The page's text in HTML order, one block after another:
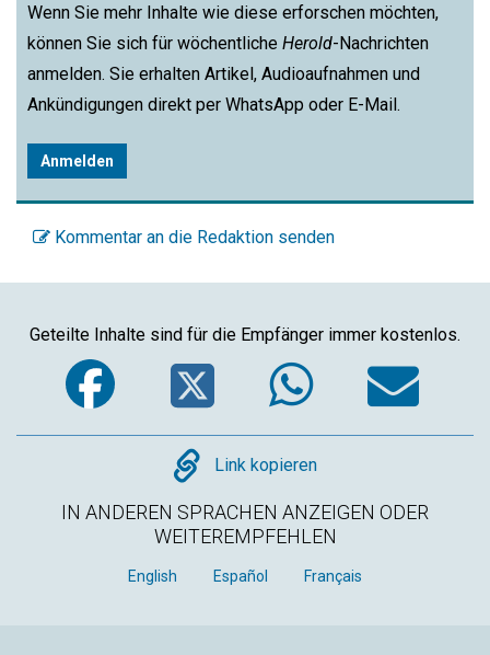
Wenn Sie mehr Inhalte wie diese erforschen möchten,
können Sie sich für wöchentliche Herold-Nachrichten
anmelden. Sie erhalten Artikel, Audioaufnahmen und
Ankündigungen direkt per WhatsApp oder E-Mail.
Anmelden
Kommentar an die Redaktion senden
Geteilte Inhalte sind für die Empfänger immer kostenlos.
Facebook
Twitter
Copy
Link kopieren
IN ANDEREN SPRACHEN ANZEIGEN ODER
WEITEREMPFEHLEN
English Español Français